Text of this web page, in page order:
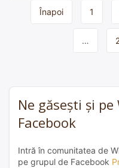
Page
Înapoi 1
…
Ne găsești și
Facebook
Intră în comunitatea de
pe grupul de Facebook